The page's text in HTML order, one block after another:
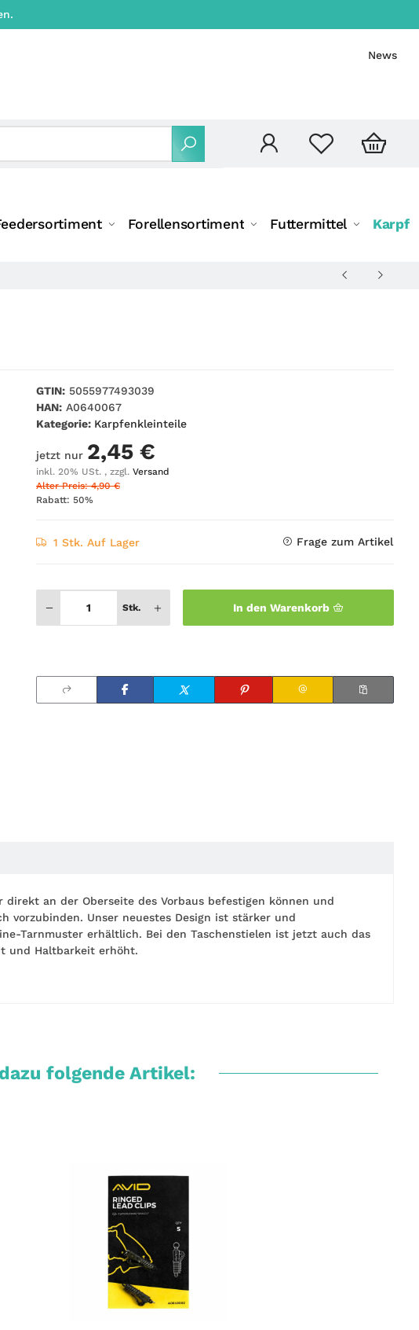
News
Forellensortiment Futtermittel
GTIN: 5055977493039
HAN: A0640067
Kategorie: Karpfenkleinteile
jetzt nur 2,45 €
inkl. 20% USt. , zzgl. Versand
Alter Preis: 4,90 €
Rabatt: 50%
1 Stk. Auf Lager Frage zum Artikel
Stk. In den Warenkorb
an der Oberseite des Vorbaus befestigen können und
vorzubinden. Unser neuestes Design ist stärker und
Tarnmuster erhältlich. Bei den Taschenstielen ist jetzt auch das
und Haltbarkeit erhöht.
folgende Artikel: